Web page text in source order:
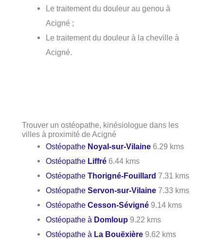
Le traitement du douleur au genou à
Acigné ;
Le traitement du douleur à la cheville à
Acigné.
Trouver un ostéopathe, kinésiologue dans les
villes à proximité de Acigné
Ostéopathe Noyal-sur-Vilaine 6.29 kms
Ostéopathe Liffré 6.44 kms
OstéopatheThorigné-Fouillard 7.31 kms
OstéopatheServon-sur-Vilaine 7.33 kms
OstéopatheCesson-Sévigné 9.14 kms
Ostéopathe à Domloup 9.22 kms
Ostéopathe à La Bouëxière 9.62 kms